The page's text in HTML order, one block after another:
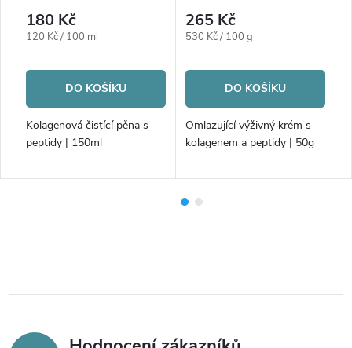
180 Kč
Měrná
120 Kč / 100 ml
DO KOŠÍKU
Kolagenová čistící pěna s
peptidy | 150ml
265 Kč
Měrná
530 Kč / 100 g
DO KOŠÍKU
Omlazující výživný krém s
kolagenem a peptidy | 50g